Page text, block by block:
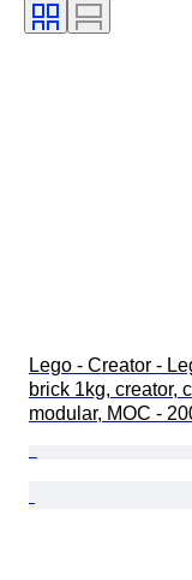
Lego - Creator -
brick 1kg, creator,
modular, MOC -